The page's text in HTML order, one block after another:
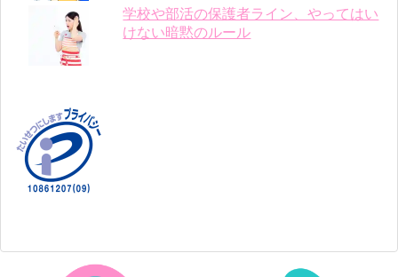
学校や部活の保護者ライン、やってはい
けない暗黙のルール